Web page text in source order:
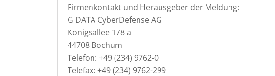
Firmenkontakt und Herausgeber der Meldung:
G DATA CyberDefense AG
Königsallee 178 a
44708 Bochum
Telefon: +49 (234) 9762-0
Telefax: +49 (234) 9762-299